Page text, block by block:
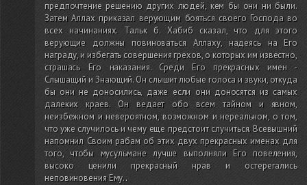
предпочтение решению других людей, кем бы они ни были.
Затем Аллах приказал верующим бояться своего Господа во
всех начинаниях. Тальк б. Хабиб сказал, что для этого
верующие должны повиноваться Аллаху, надеясь на Его
награду, и избегать совершения грехов, о которых им известно,
страшась Его наказания. Среди Его прекрасных имен -
Слышащий и Знающий. Он слышит любые голоса и звуки, откуда
бы они не доносились, даже если они доносятся из самых
далеких краев. Он ведает обо всем тайном и явном,
неизбежном и невероятном, возможном и нереальном, о том,
что уже случилось и чему еще предстоит случиться. Всевышний
напомнил Своим рабам об этих двух прекрасных именах для
того, чтобы мусульмане лучше выполняли Его повеления,
высоко ценили прекрасный нрав и остерегались
неповиновения Ему..